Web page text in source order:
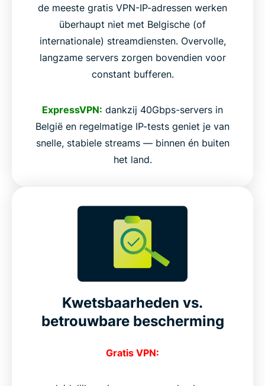
de meeste gratis VPN-IP-adressen werken
überhaupt niet met Belgische (of
internationale) streamdiensten. Overvolle,
langzame servers zorgen bovendien voor
constant bufferen.
ExpressVPN: dankzij 40Gbps-servers in
België en regelmatige IP-tests geniet je van
snelle, stabiele streams — binnen én buiten
het land.
Kwetsbaarheden vs.
betrouwbare bescherming
Gratis VPN: